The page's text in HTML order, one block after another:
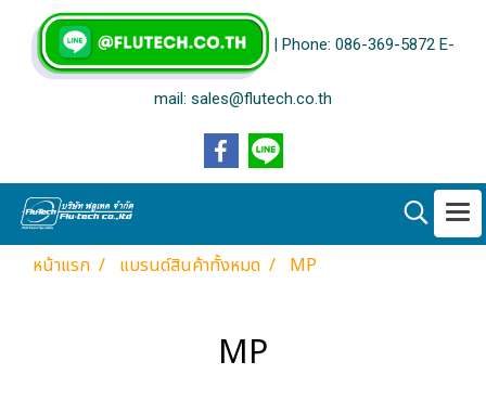
| Phone: 086-369-5872 E-
mail: sales@flutech.co.th
หน้าแรก แบรนด์สินค้าทั้งหมด MP
MP